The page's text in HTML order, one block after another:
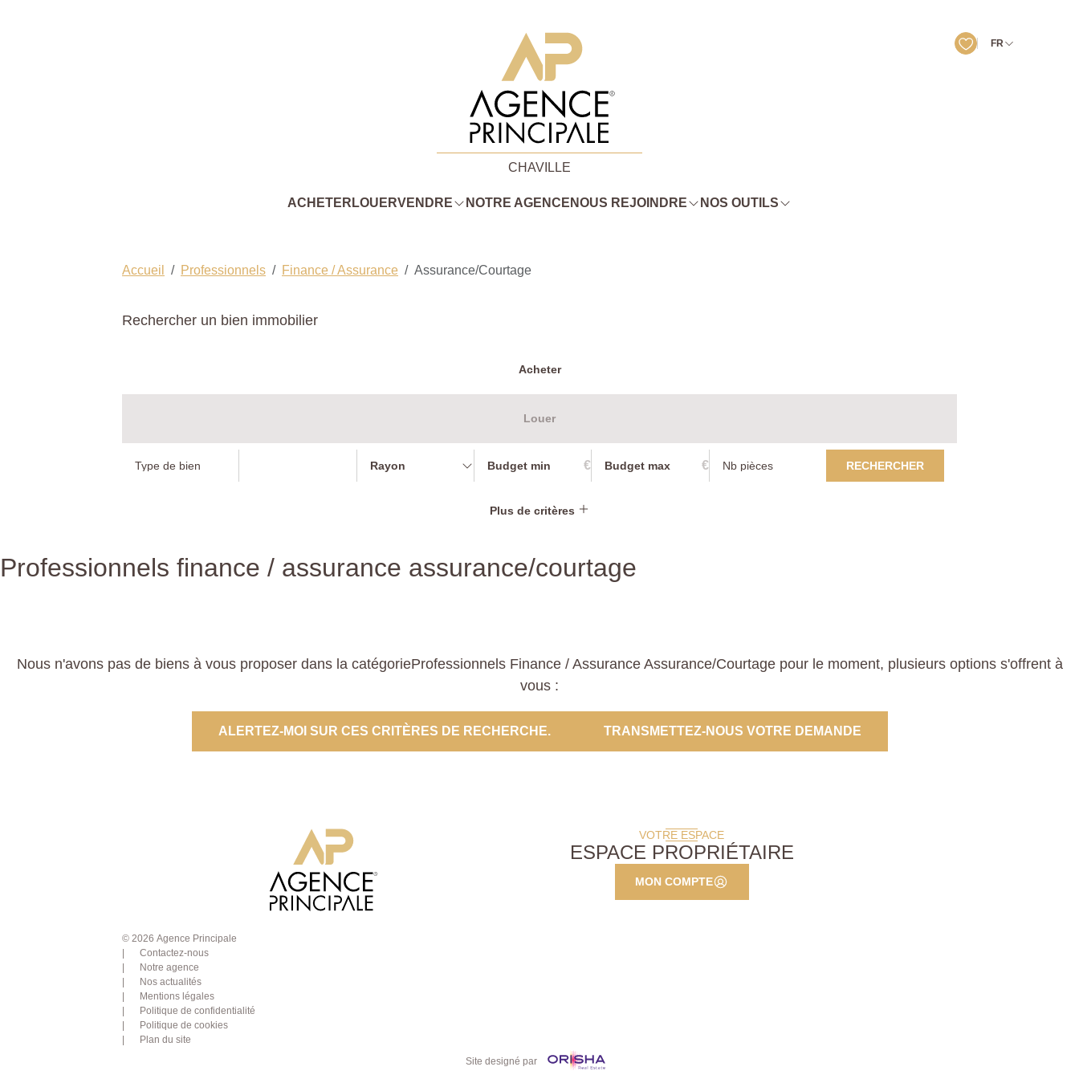
FR
CHAVILLE
ACHETER LOUERVENDRE NOTRE AGENCE NOUS REJOINDRE NOS OUTILS
Accueil Professionnels Finance / Assurance Assurance/Courtage
Rechercher un bien immobilier
Acheter
Louer
Rayon € € RECHERCHER
Plus de critères
Professionnels finance / assurance assurance/courtage
Nous n'avons pas de biens à vous proposer dans la catégorieProfessionnels Finance / Assurance Assurance/Courtage pour le moment, plusieurs options s'offrent à
vous :
ALERTEZ-MOI SUR CES CRITÈRES DE RECHERCHE. TRANSMETTEZ-NOUS VOTRE DEMANDE
VOTRE ESPACE
ESPACE PROPRIÉTAIRE
MON COMPTE
© 2026 Agence Principale
Contactez-nous
Notre agence
Nos actualités
Mentions légales
Politique de confidentialité
Politique de cookies
Plan du site
Site designé par